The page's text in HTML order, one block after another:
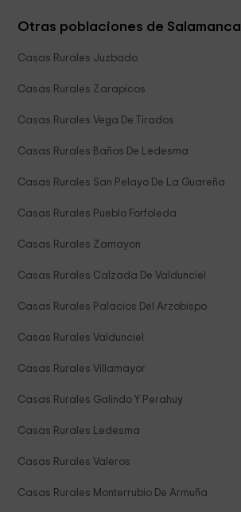
Otras poblaciones de Salamanca
Casas Rurales Juzbado
Casas Rurales Zarapicos
Casas Rurales Vega De Tirados
Casas Rurales Baños De Ledesma
Casas Rurales San Pelayo De La Guareña
Casas Rurales Pueblo Forfoleda
Casas Rurales Zamayon
Casas Rurales Calzada De Valdunciel
Casas Rurales Palacios Del Arzobispo
Casas Rurales Valdunciel
Casas Rurales Villamayor
Casas Rurales Galindo Y Perahuy
Casas Rurales Ledesma
Casas Rurales Valeros
Casas Rurales Monterrubio De Armuña